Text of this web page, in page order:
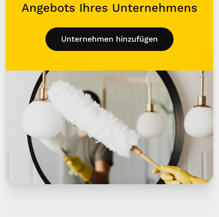
Angebots Ihres Unternehmens
Unternehmen hinzufügen